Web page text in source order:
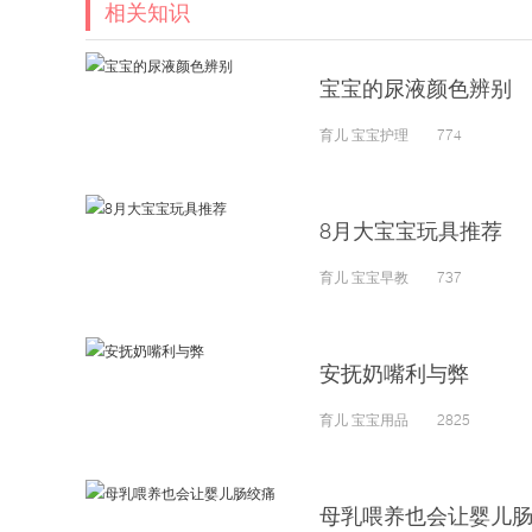
相关知识
宝宝的尿液颜色辨别
育儿 宝宝护理 774
8月大宝宝玩具推荐
育儿 宝宝早教 737
安抚奶嘴利与弊
育儿 宝宝用品 2825
母乳喂养也会让婴儿